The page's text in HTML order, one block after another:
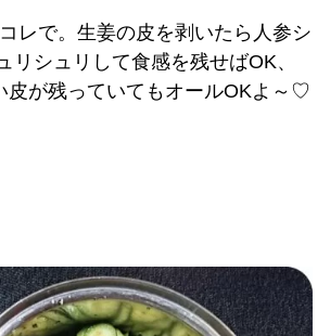
レで。生姜の皮を剥いたら人参シ
リシュリして食感を残せばOK、
皮が残っていてもオールOKよ～♡